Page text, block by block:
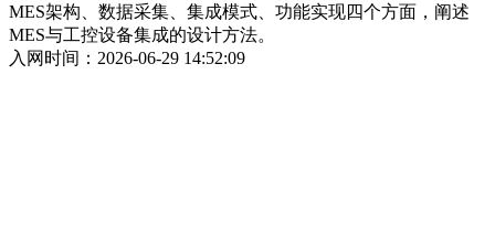
MES架构、数据采集、集成模式、功能实现四个方面，阐述
MES与工控设备集成的设计方法。
入网时间：2026-06-29 14:52:09